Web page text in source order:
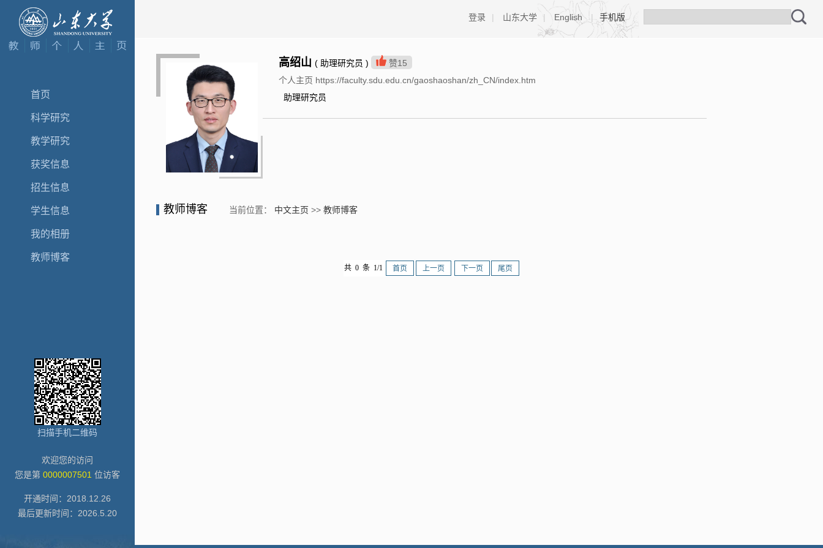
首页
科学研究
教学研究
获奖信息
招生信息
学生信息
我的相册
教师博客
扫描手机二维码
欢迎您的访问
您是第 0000007501 位访客
开通时间： 2018 12 26
最后更新时间： 2026 5 20
登录 | 山东大学 | English | 手机版
高绍山 ( 助理研究员 ) 赞15
个人主页 https://faculty.sdu.edu.cn/gaoshaoshan/zh_CN/index.htm
助理研究员
教师博客 当前位置： 中文主页 >> 教师博客
共 0 条 1/1 首页 上一页 下一页 尾页